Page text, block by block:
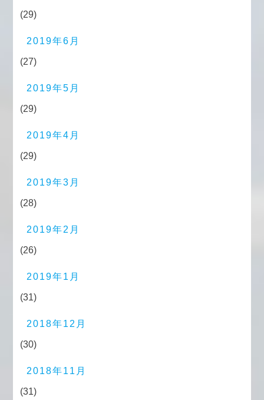
(29)
2019年6月
(27)
2019年5月
(29)
2019年4月
(29)
2019年3月
(28)
2019年2月
(26)
2019年1月
(31)
2018年12月
(30)
2018年11月
(31)